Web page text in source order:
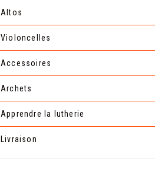
Altos
Violoncelles
Accessoires
Archets
Apprendre la lutherie
Livraison